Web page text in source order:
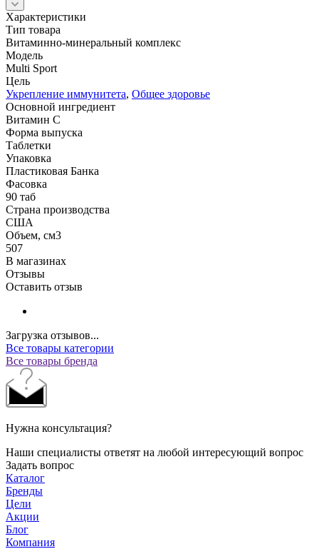
Характеристики
Тип товара
Витаминно-минеральный комплекс
Модель
Multi Sport
Цель
Укрепление иммунитета, Общее здоровье
Основной ингредиент
Витамин С
Форма выпуска
Таблетки
Упаковка
Пластиковая Банка
Фасовка
90 таб
Страна производства
США
Объем, см3
507
В магазинах
Отзывы
Оставить отзыв
Загрузка отзывов...
Все товары категории
Все товары бренда
Нужна консультация?
Наши специалисты ответят на любой интересующий вопрос
Задать вопрос
Каталог
Бренды
Цели
Акции
Блог
Компания